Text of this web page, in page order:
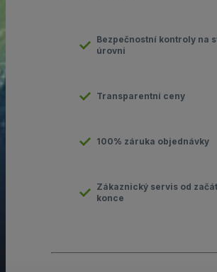
Bezpečnostní kontroly na
úrovni
Transparentní ceny
100% záruka objednávky
Zákaznický servis od
konce